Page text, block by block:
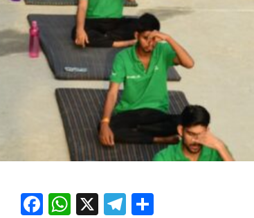
Facebook
WhatsApp
X Telegram